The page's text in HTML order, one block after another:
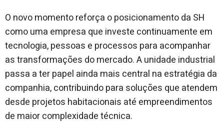
O novo momento reforça o posicionamento da SH
como uma empresa que investe continuamente em
tecnologia, pessoas e processos para acompanhar
as transformações do mercado. A unidade industrial
passa a ter papel ainda mais central na estratégia da
companhia, contribuindo para soluções que atendem
desde projetos habitacionais até empreendimentos
de maior complexidade técnica.